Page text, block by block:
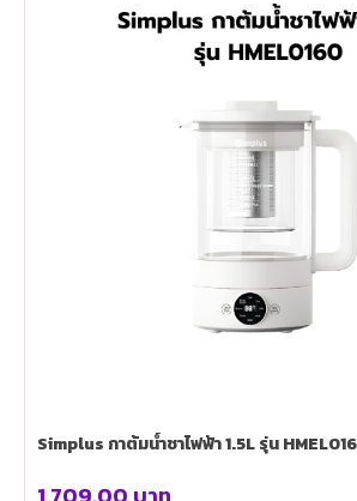
Simplus กาต้มน้ำชาไฟฟ้า 1.5L รุ่น